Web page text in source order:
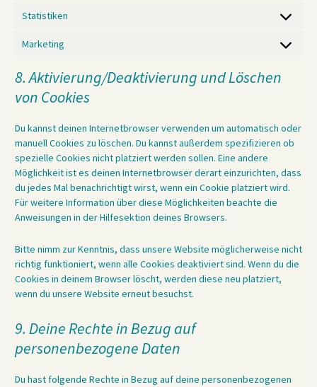
Statistiken
Statistiken
Marketing
Marketing
8. Aktivierung/Deaktivierung und Löschen
von Cookies
Du kannst deinen Internetbrowser verwenden um automatisch oder
manuell Cookies zu löschen. Du kannst außerdem spezifizieren ob
spezielle Cookies nicht platziert werden sollen. Eine andere
Möglichkeit ist es deinen Internetbrowser derart einzurichten, dass
du jedes Mal benachrichtigt wirst, wenn ein Cookie platziert wird.
Für weitere Information über diese Möglichkeiten beachte die
Anweisungen in der Hilfesektion deines Browsers.
Bitte nimm zur Kenntnis, dass unsere Website möglicherweise nicht
richtig funktioniert, wenn alle Cookies deaktiviert sind. Wenn du die
Cookies in deinem Browser löscht, werden diese neu platziert,
wenn du unsere Website erneut besuchst.
9. Deine Rechte in Bezug auf
personenbezogene Daten
Du hast folgende Rechte in Bezug auf deine personenbezogenen